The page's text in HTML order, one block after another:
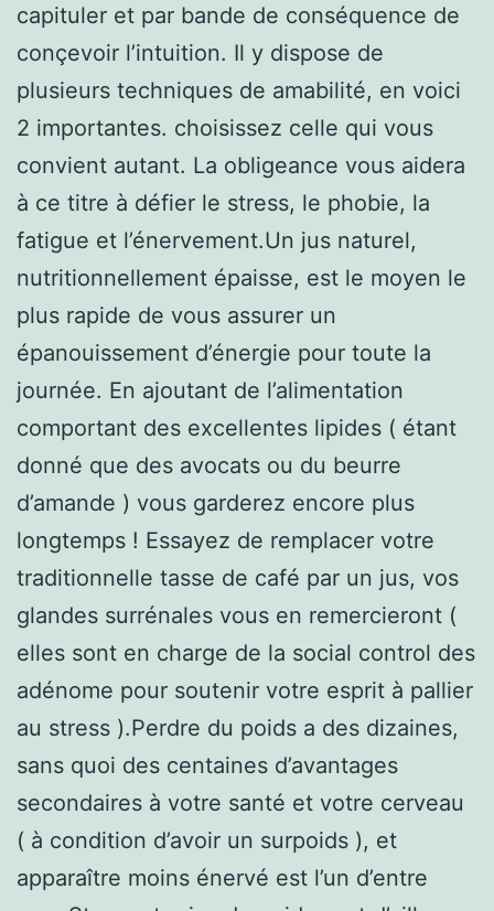
capituler et par bande de conséquence de
conçevoir l’intuition. Il y dispose de
plusieurs techniques de amabilité, en voici
2 importantes. choisissez celle qui vous
convient autant. La obligeance vous aidera
à ce titre à défier le stress, le phobie, la
fatigue et l’énervement.Un jus naturel,
nutritionnellement épaisse, est le moyen le
plus rapide de vous assurer un
épanouissement d’énergie pour toute la
journée. En ajoutant de l’alimentation
comportant des excellentes lipides ( étant
donné que des avocats ou du beurre
d’amande ) vous garderez encore plus
longtemps ! Essayez de remplacer votre
traditionnelle tasse de café par un jus, vos
glandes surrénales vous en remercieront (
elles sont en charge de la social control des
adénome pour soutenir votre esprit à pallier
au stress ).Perdre du poids a des dizaines,
sans quoi des centaines d’avantages
secondaires à votre santé et votre cerveau
( à condition d’avoir un surpoids ), et
apparaître moins énervé est l’un d’entre